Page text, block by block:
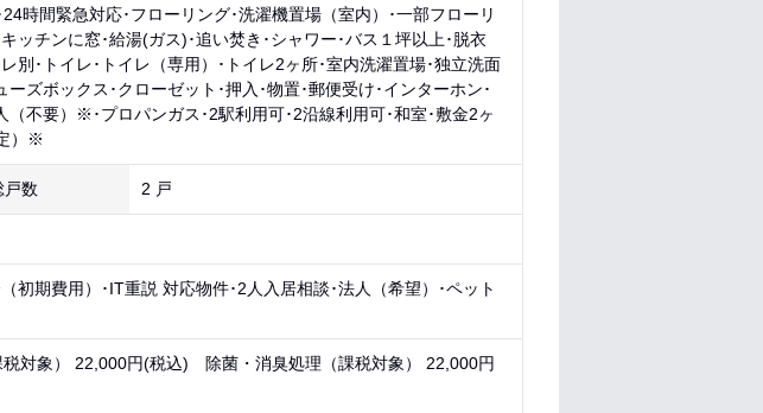
時間緊急対応･フローリング･洗濯機置場（室内）･一部フローリ
ッチンに窓･給湯(ガス)･追い焚き･シャワー･バス１坪以上･脱衣
別･トイレ･トイレ（専用）･トイレ2ヶ所･室内洗濯置場･独立洗面
ズボックス･クローゼット･押入･物置･郵便受け･インターホン･
不要）※･プロパンガス･2駅利用可･2沿線利用可･和室･敷金2ヶ
）※
戸数 2 戸
初期費用）･IT重説 対応物件･2人入居相談･法人（希望）･ペット
対象） 22,000円(税込) 除菌・消臭処理（課税対象） 22,000円